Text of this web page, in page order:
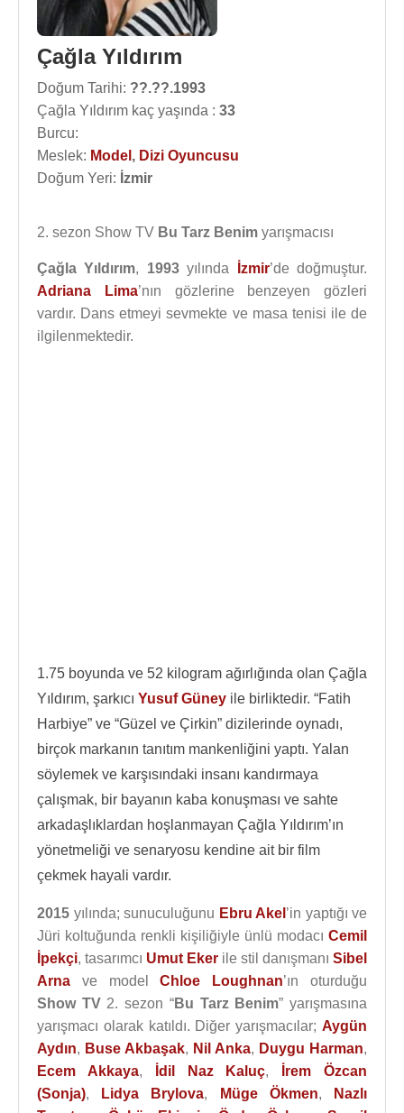
Çağla Yıldırım
Doğum Tarihi: ??.??.1993
Çağla Yıldırım kaç yaşında : 33
Burcu:
Meslek: Model , Dizi Oyuncusu
Doğum Yeri: İzmir
2. sezon Show TV Bu Tarz Benim yarışmacısı
Çağla Yıldırım, 1993yılında İzmir’de doğmuştur.
Adriana Lima’nın gözlerine benzeyen gözleri
vardır. Dans etmeyi sevmekte ve masa tenisi ile de
ilgilenmektedir.
1.75 boyunda ve 52 kilogram ağırlığında olan Çağla
Yıldırım, şarkıcı Yusuf Güney ile birliktedir. “Fatih
Harbiye” ve “Güzel ve Çirkin” dizilerinde oynadı,
birçok markanın tanıtım mankenliğini yaptı. Yalan
söylemek ve karşısındaki insanı kandırmaya
çalışmak, bir bayanın kaba konuşması ve sahte
arkadaşlıklardan hoşlanmayan Çağla Yıldırım’ın
yönetmeliği ve senaryosu kendine ait bir film
çekmek hayali vardır.
2015 yılında; sunuculuğunu Ebru Akel ’in yaptığı ve
Jüri koltuğunda renkli kişiliğiyle ünlü modacı Cemil
İpekçi, tasarımcı Umut Eker ile stil danışmanı Sibel
Arna ve modelChloe Loughnan’ın oturduğu
Show TV2. sezon “Bu Tarz Benim” yarışmasına
yarışmacı olarak katıldı. Diğer yarışmacılar; Aygün
Aydın, Buse Akbaşak, Nil Anka, Duygu Harman,
Ecem Akkaya, İdil Naz Kaluç,
İrem Özcan
(Sonja), Lidya Brylova, Müge Ökmen,
Nazlı